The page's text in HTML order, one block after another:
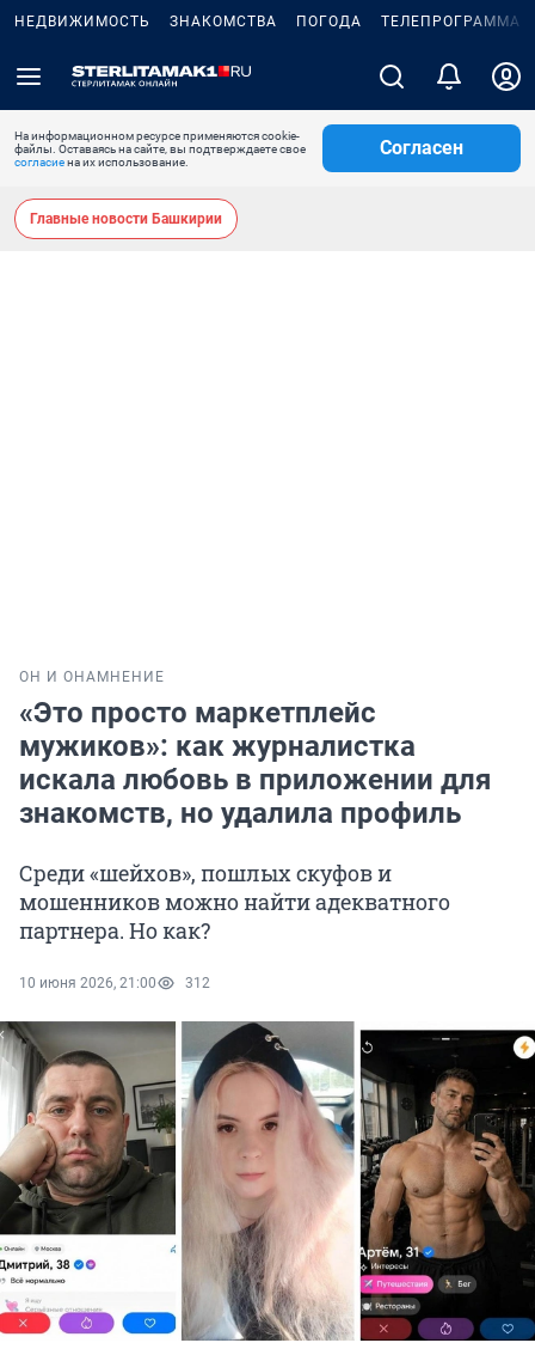
НЕДВИЖИМОСТЬ ЗНАКОМСТВА ПОГОДА ТЕЛЕПРОГРАММА
На информационном ресурсе применяются cookie-
файлы. Оставаясь на сайте, вы подтверждаете свое
согласиена их использование.
Согласен
Главные новости Башкирии
ОН И ОНА МНЕНИЕ
«Это просто маркетплейс
мужиков»: как журналистка
искала любовь в приложении для
знакомств, но удалила профиль
Среди «шейхов», пошлых скуфов и
мошенников можно найти адекватного
партнера. Но как?
10 июня 2026, 21:00 312